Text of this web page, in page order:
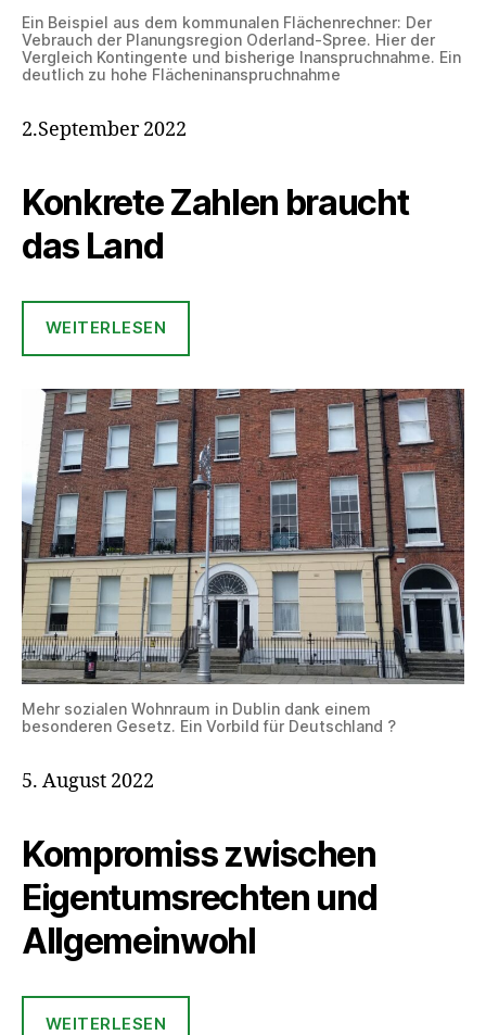
Ein Beispiel aus dem kommunalen Flächenrechner: Der
Vebrauch der Planungsregion Oderland-Spree. Hier der
Vergleich Kontingente und bisherige Inanspruchnahme. Ein
deutlich zu hohe Flächeninanspruchnahme
2.September 2022
Konkrete Zahlen braucht
das Land
WEITERLESEN
Mehr sozialen Wohnraum in Dublin dank einem
besonderen Gesetz. Ein Vorbild für Deutschland ?
5. August 2022
Kompromiss zwischen
Eigentumsrechten und
Allgemeinwohl
WEITERLESEN